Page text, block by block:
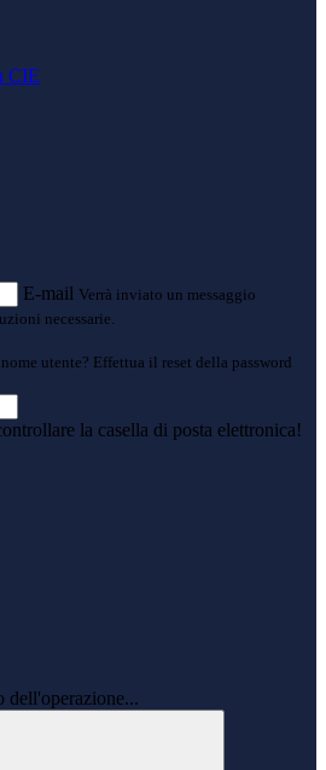
CIE
E-mail Verrà inviato un messaggio
necessarie.
utente? Effettua il reset della password
la casella di posta elettronica!
dell'operazione...